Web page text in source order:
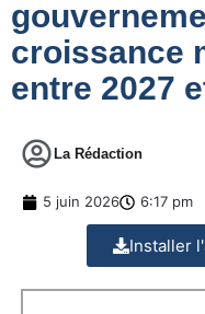
croissance
entre 2027
La Rédaction
5 juin 2026 6:17 pm
Installer